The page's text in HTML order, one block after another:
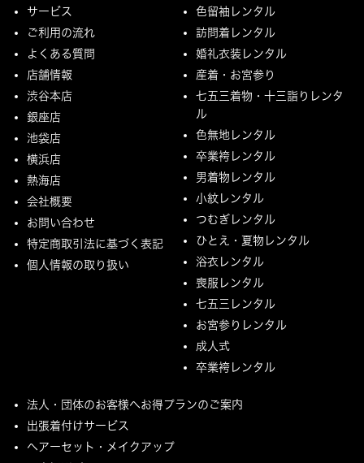
サービス
ご利用の流れ
よくある質問
店舗情報
渋谷本店
銀座店
池袋店
横浜店
熱海店
会社概要
お問い合わせ
特定商取引法に基づく表記
個人情報の取り扱い
色留袖レンタル
訪問着レンタル
婚礼衣装レンタル
産着・お宮参り
七五三着物・十三詣りレンタ
ル
色無地レンタル
卒業袴レンタル
男着物レンタル
小紋レンタル
つむぎレンタル
ひとえ・夏物レンタル
浴衣レンタル
喪服レンタル
七五三レンタル
お宮参りレンタル
成人式
卒業袴レンタル
法人・団体のお客様へお得プランのご案内
出張着付けサービス
ヘアーセット・メイクアップ